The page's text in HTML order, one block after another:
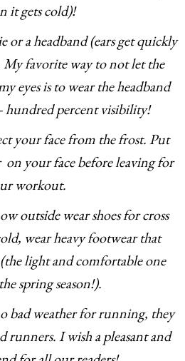
it gets cold)!
or a headband (ears get quickly
favorite way to not let the
eyes is to wear the headband
hundred percent visibility!
your face from the frost. Put
your face before leaving for
workout.
outside wear shoes for cross
wear heavy footwear that
light and comfortable one
spring season!).
bad weather for running, they
runners. I wish a pleasant and